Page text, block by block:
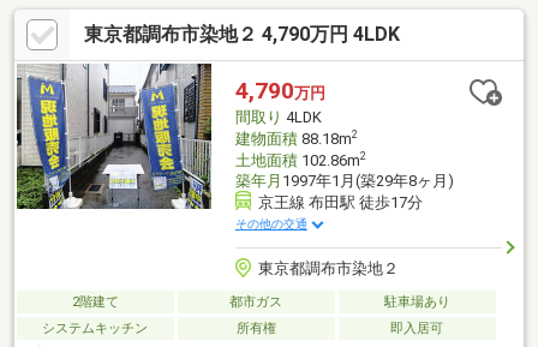
です。・2台分のカースペースがあります(車種による)。・構造・
防水・給排水5年保証の既存住宅瑕疵保険に加入予定です。■設備
■・浴室乾燥機が搭載されており、天候を気にせず洗濯物を乾か
すことができます。・キッチンは浄水器付きなので、気軽におい
しい水が飲めます。■周辺環境■・レオ保育園まで徒歩5分・いな
げやina21調布染地店まで徒歩8分
東京都調布市染地２ 4,790万円 4LDK
4,790万円
間取り 4LDK
建物面積88.18m2
土地面積102.86m2
築年月 1997年1月(築29年8ヶ月)
京王線 布田駅 徒歩17分
その他の交通
東京都調布市染地２
2階建て 都市ガス
駐車場あり
システムキッチン
所有権 即入居可